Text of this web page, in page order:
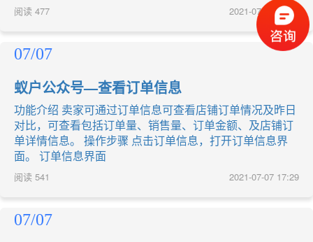
阅读 477 2021-07-07 17:31
07/07
蚁户公众号—查看订单信息
功能介绍 卖家可通过订单信息可查看店铺订单情况及昨日
对比，可查看包括订单量、销售量、订单金额、及店铺订
单详情信息。 操作步骤 点击订单信息，打开订单信息界
面。 订单信息界面
阅读 541 2021-07-07 17:29
07/07